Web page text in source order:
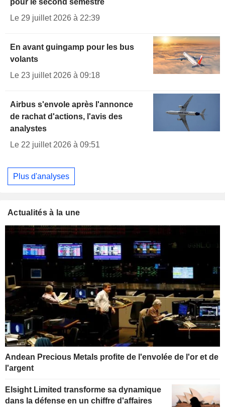
pour le second semestre
Le 29 juillet 2026 à 22:39
En avant guingamp pour les bus
volants
Le 23 juillet 2026 à 09:18
Airbus s'envole après l'annonce
de rachat d'actions, l'avis des
analystes
Le 22 juillet 2026 à 09:51
Plus d'analyses
Actualités à la une
Andean Precious Metals profite de l'envolée de l'or et de
l'argent
Elsight Limited transforme sa dynamique
dans la défense en un chiffre d'affaires